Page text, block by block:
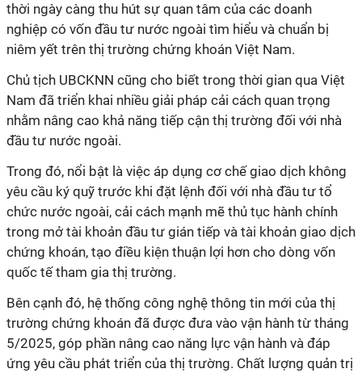
thời ngày càng thu hút sự quan tâm của các doanh
nghiệp có vốn đầu tư nước ngoài tìm hiểu và chuẩn bị
niêm yết trên thị trường chứng khoán Việt Nam.
Chủ tịch UBCKNN cũng cho biết trong thời gian qua Việt
Nam đã triển khai nhiều giải pháp cải cách quan trọng
nhằm nâng cao khả năng tiếp cận thị trường đối với nhà
đầu tư nước ngoài.
Trong đó, nổi bật là việc áp dụng cơ chế giao dịch không
yêu cầu ký quỹ trước khi đặt lệnh đối với nhà đầu tư tổ
chức nước ngoài, cải cách mạnh mẽ thủ tục hành chính
trong mở tài khoản đầu tư gián tiếp và tài khoản giao dịch
chứng khoán, tạo điều kiện thuận lợi hơn cho dòng vốn
quốc tế tham gia thị trường.
Bên cạnh đó, hệ thống công nghệ thông tin mới của thị
trường chứng khoán đã được đưa vào vận hành từ tháng
5/2025, góp phần nâng cao năng lực vận hành và đáp
ứng yêu cầu phát triển của thị trường. Chất lượng quản trị